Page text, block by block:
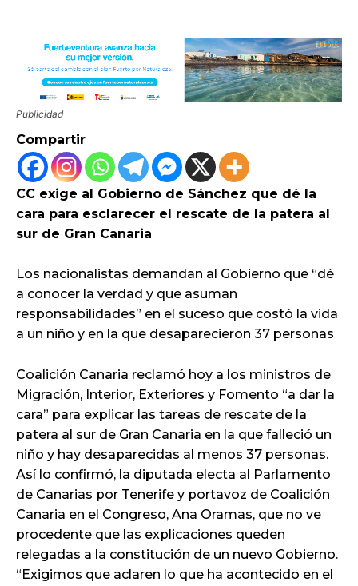
Publicidad
Compartir
CC exige al Gobierno de Sánchez que dé la
cara para esclarecer el rescate de la patera al
sur de Gran Canaria
Los nacionalistas demandan al Gobierno que “dé
a conocer la verdad y que asuman
responsabilidades” en el suceso que costó la vida
a un niño y en la que desaparecieron 37 personas
Coalición Canaria reclamó hoy a los ministros de
Migración, Interior, Exteriores y Fomento “a dar la
cara” para explicar las tareas de rescate de la
patera al sur de Gran Canaria en la que falleció un
niño y hay desaparecidas al menos 37 personas.
Así lo confirmó, la diputada electa al Parlamento
de Canarias por Tenerife y portavoz de Coalición
Canaria en el Congreso, Ana Oramas, que no ve
procedente que las explicaciones queden
relegadas a la constitución de un nuevo Gobierno.
“Exigimos que aclaren lo que ha acontecido en el